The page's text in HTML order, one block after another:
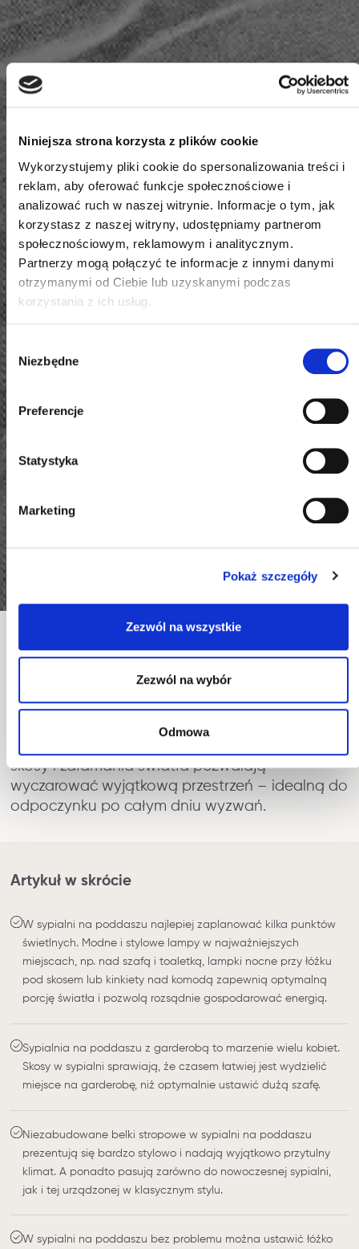
Niniejsza strona korzysta z plików cookie
Wykorzystujemy pliki cookie do spersonalizowania treści i
reklam, aby oferować funkcje społecznościowe i
analizować ruch w naszej witrynie. Informacje o tym, jak
korzystasz z naszej witryny, udostępniamy partnerom
społecznościowym, reklamowym i analitycznym.
Partnerzy mogą połączyć te informacje z innymi danymi
otrzymanymi od Ciebie lub uzyskanymi podczas
korzystania z ich usług.
zgody
Niezbędne
Preferencje
Statystyka
Marketing
Pokaż szczegóły
Zezwól na wszystkie
Zezwól na wybór
Odmowa
Poddasze to wymarzona przestrzeń do
urządzenia klimatycznej sypialni. W sypialni na
poddaszu jest ciszej niż w tętniących życiem
skosy i załamania światła pozwalają
wyczarować wyjątkową przestrzeń – idealną do
odpoczynku po całym dniu wyzwań.
Artykuł w skrócie
W sypialni na poddaszu najlepiej zaplanować kilka punktów
świetlnych. Modne i stylowe lampy w najważniejszych
miejscach, np. nad szafą i toaletką, lampki nocne przy łóżku
pod skosem lub kinkiety nad komodą zapewnią optymalną
porcję światła i pozwolą rozsądnie gospodarować energią.
Sypialnia na poddaszu z garderobą to marzenie wielu kobiet.
Skosy w sypialni sprawiają, że czasem łatwiej jest wydzielić
miejsce na garderobę, niż optymalnie ustawić dużą szafę.
Niezabudowane belki stropowe w sypialni na poddaszu
prezentują się bardzo stylowo i nadają wyjątkowo przytulny
klimat. A ponadto pasują zarówno do nowoczesnej sypialni,
jak i tej urządzonej w klasycznym stylu.
W sypialni na poddaszu bez problemu można ustawić łóżko